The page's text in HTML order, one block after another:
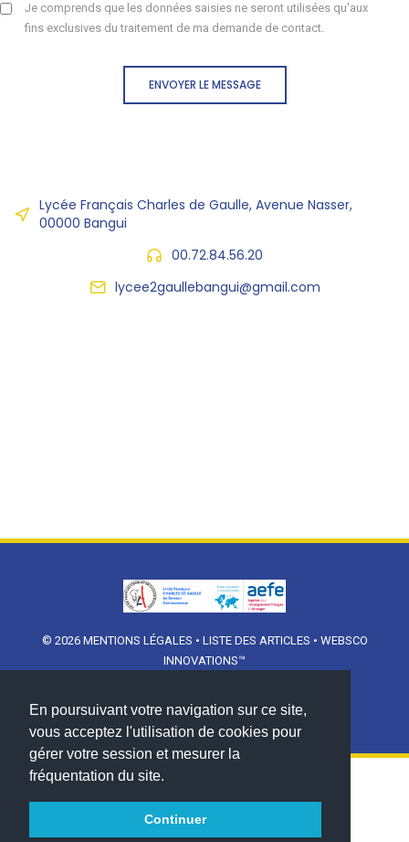
En poursuivant votre navigation sur ce site,
vous acceptez l'utilisation de cookies pour
gérer votre session et mesurer la
fréquentation du site.
Continuer
Je comprends que les données saisies ne seront utilisées qu'aux
fins exclusives du traitement de ma demande de contact.
ENVOYER LE MESSAGE
Lycée Français Charles de Gaulle, Avenue Nasser,
00000 Bangui
00.72.84.56.20
lycee2gaullebangui@gmail.com
© 2026 MENTIONS LÉGALES • LISTE DES ARTICLES • WEBSCO
INNOVATIONS™